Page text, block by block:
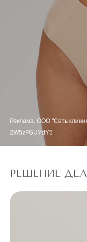
Реклама. ООО "Сеть
2W5zFGUYdY5
РЕШЕНИЕ